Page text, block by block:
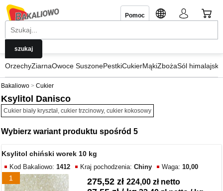
Pomoc
OrzechyZiarnaOwoce SuszonePestkiCukierMąkiZbożaSól himalajska
Bakaliowo Cukier
Ksylitol Danisco
Cukier biały kryształ, cukier trzcinowy, cukier kokosowy
Wybierz wariant produktu spośród 5
1
Ksylitol chiński worek 10 kg
Kod Bakaliowo:1412 Kraj pochodzenia:Chiny Waga:10,00
275,52 zł 224,00 zł netto